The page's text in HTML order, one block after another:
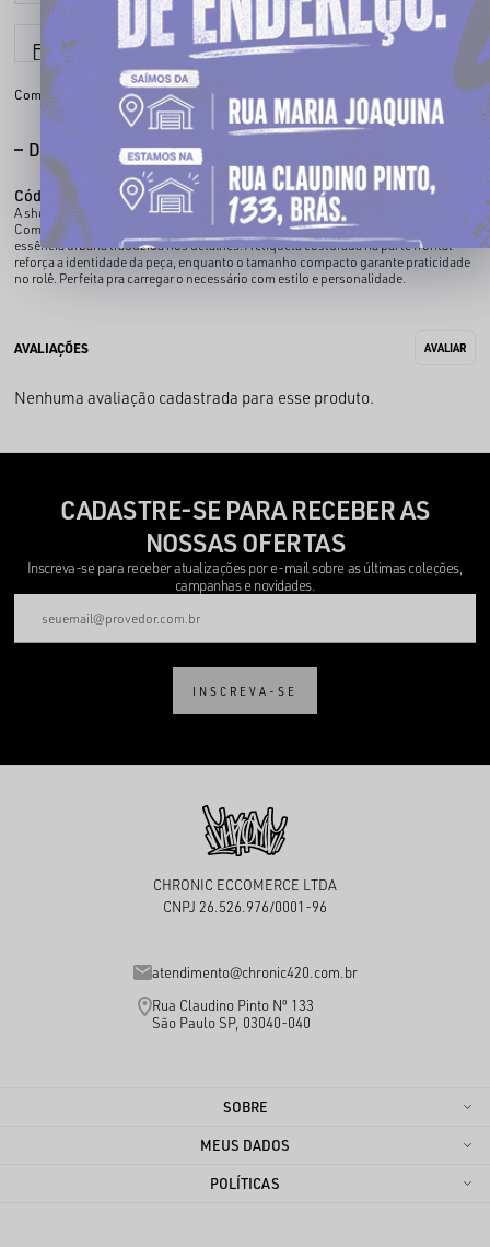
Parcele em até6x sem juros
Compartilhe:
DESCRIÇÃO COMPLETA
Código identificador (SKU):
080017458
A shoulder bag ideal pra quem quer mobilidade sem abrir mão da estética de rua.
Com acabamento enveludado que chama atenção no toque e no olhar, ela tem a
essência urbana traduzida nos detalhes. A etiqueta costurada na parte frontal
reforça a identidade da peça, enquanto o tamanho compacto garante praticidade
no rolê. Perfeita pra carregar o necessário com estilo e personalidade.
Nenhuma avaliação cadastrada para esse produto.
CADASTRE-SE PARA RECEBER AS
NOSSAS OFERTAS
Inscreva-se para receber atualizações por e-mail sobre as últimas coleções,
campanhas e novidades.
INSCREVA-SE
CHRONIC ECCOMERCE LTDA
CNPJ 26.526.976/0001-96
atendimento@chronic420.com.br
Rua Claudino Pinto Nº 133
São Paulo SP, 03040-040
SOBRE
MEUS DADOS
POLÍTICAS